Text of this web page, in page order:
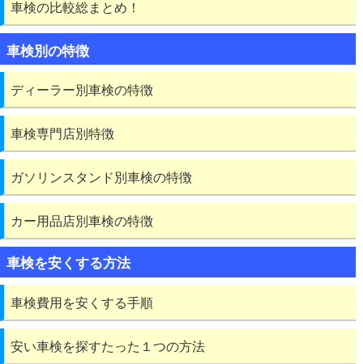
車検の比較総まとめ！
車検別の特徴
ディーラー別車検の特徴
車検専門店別特徴
ガソリンスタンド別車検の特徴
カー用品店別車検の特徴
車検を安くする方法
車検費用を安くする手順
安い車検を探すたった１つの方法